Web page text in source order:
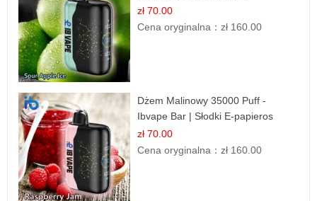
Orzeźwiający Smak
zł 70.00
Cena oryginalna：zł 160.00
Dżem Malinowy 35000 Puff -
Ibvape Bar | Słodki E-papieros
Jednorazowy
zł 70.00
Cena oryginalna：zł 160.00